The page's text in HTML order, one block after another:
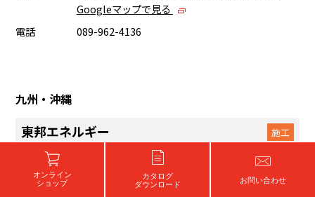
オンライン
ショップ
カタログ
ダウンロード
お問い合わせ
Googleマップで見る
電話
089-962-4136
九州・沖縄
東邦エネルギー 施工
〒834-0067 福岡県 八女市龍ヶ原232-3
Googleマップで見る